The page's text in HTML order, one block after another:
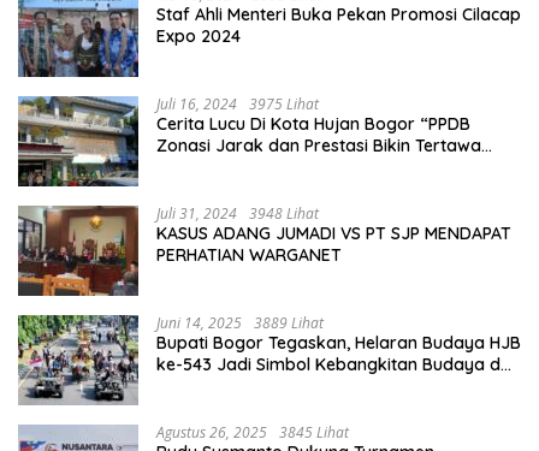
Staf Ahli Menteri Buka Pekan Promosi Cilacap
Expo 2024
Juli 16, 2024 3975 Lihat
Cerita Lucu Di Kota Hujan Bogor “PPDB
Zonasi Jarak dan Prestasi Bikin Tertawa
Juli 31, 2024 3948 Lihat
KASUS ADANG JUMADI VS PT SJP MENDAPAT
PERHATIAN WARGANET
Juni 14, 2025 3889 Lihat
Bupati Bogor Tegaskan, Helaran Budaya HJB
ke-543 Jadi Simbol Kebangkitan Budaya dan
Agustus 26, 2025 3845 Lihat